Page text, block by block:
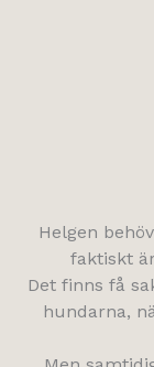
Helgen
faktiskt
Det finns få
hundarna,